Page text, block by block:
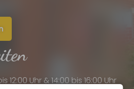
12:00 Uhr & 14:00 bis 16:00 Uhr